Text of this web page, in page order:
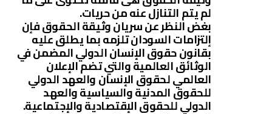
لم يتم التنازل عنه من حريات.
بغض النظر عن سريان وثيقة الحقوق فإن
إلتزامات السودان تلزمه بما يطلق عليه
بقانون حقوق الإنسان الدولي المضمن في
الوثائق العالمية والتي تضم الإعلان
العالمي لحقوق الإنسان والعهد الدولي
للحقوق المدنية والسياسية والعهد
الدولي للحقوق الإقتصادية والإجتماعية.